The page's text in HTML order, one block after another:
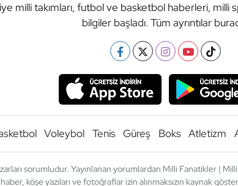
milli takımları, futbol ve basketbol haberleri,
bilgiler başladı. Tüm ayrıntılar
Voleybol Tenis Güreş Boks Atletizm
sorumludur. Yayınlanan yorumlardan Milli Fanatikler |
köşe yazıları ve fotoğraflar izin alınmaksızın kaynak